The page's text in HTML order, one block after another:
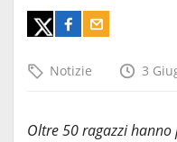
Notizie 3
Oltre 50 ragazzi